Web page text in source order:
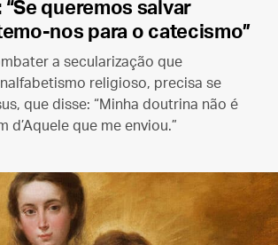
“Se queremos salvar
nos para o catecismo”
a secularização que
religioso, precisa se
que disse: “Minha doutrina não é
d’Aquele que me enviou.”